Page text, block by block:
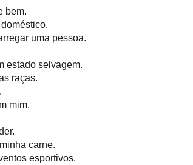
bem.
uma pessoa.
estado selvagem.
raças.
mim.
carne.
esportivos.